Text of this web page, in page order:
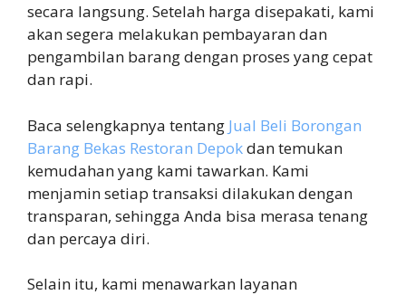
secara langsung. Setelah harga disepakati, kami
akan segera melakukan pembayaran dan
pengambilan barang dengan proses yang cepat
dan rapi.
Baca selengkapnya tentang Jual Beli Borongan
Barang Bekas Restoran Depokdan temukan
kemudahan yang kami tawarkan. Kami
menjamin setiap transaksi dilakukan dengan
transparan, sehingga Anda bisa merasa tenang
dan percaya diri.
Selain itu, kami menawarkan layanan